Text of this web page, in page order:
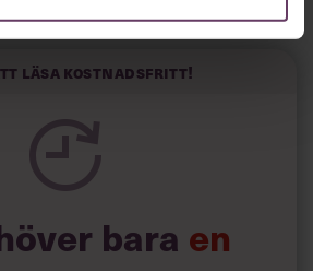
formellt och minutiöst
de som skapas av AI – till den
stilen.
läsa kostnadsfritt!
bara en